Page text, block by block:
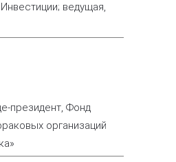
ведущая,
президент, Фонд
организаций